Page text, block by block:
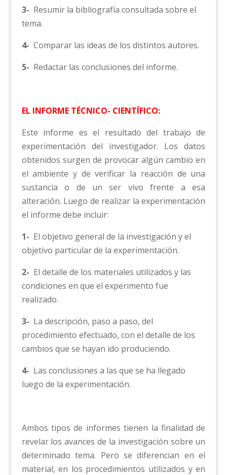
3- Resumir la bibliografía consultada sobre el
tema.
4- Comparar las ideas de los distintos autores.
5- Redactar las conclusiones del informe.
EL INFORME TÉCNICO- CIENTÍFICO:
Este informe es el resultado del trabajo de
experimentación del investigador. Los datos
obtenidos surgen de provocar algún cambio en
el ambiente y de verificar la reacción de una
sustancia o de un ser vivo frente a esa
alteración. Luego de realizar la experimentación
el informe debe incluir:
1- El objetivo general de la investigación y el
objetivo particular de la experimentación.
2- El detalle de los materiales utilizados y las
condiciones en que el experimento fue
realizado.
3- La descripción, paso a paso, del
procedimiento efectuado, con el detalle de los
cambios que se hayan ido produciendo.
4- Las conclusiones a las que se ha llegado
luego de la experimentación.
Ambos tipos de informes tienen la finalidad de
revelar los avances de la investigación sobre un
determinado tema. Pero se diferencian en el
material, en los procedimientos utilizados y en